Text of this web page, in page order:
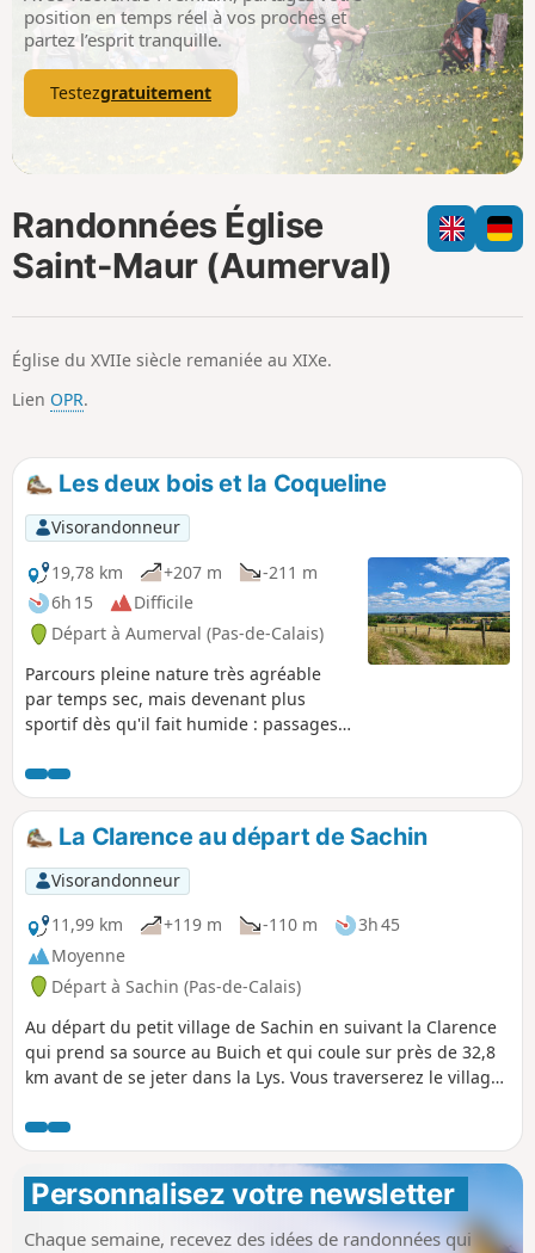
p
position en temps réel à vos proches et
partez l’esprit tranquille.
Testezgratuitement
Randonnées Église
Saint-Maur (Aumerval)
Église du XVIIe siècle remaniée au XIXe.
Lien OPR.
Les deux bois et la Coqueline
Visorandonneur
19,78 km
+207 m
-211 m
6h 15
Difficile
Départ à Aumerval (Pas-de-Calais)
Parcours pleine nature très agréable
par temps sec, mais devenant plus
sportif dès qu'il fait humide : passages
ornières profondes, passages boueux).
Attention : octobre 2024. Si le passage
au niveau des ornières est relativement
facile, la dernière partie du chemin pour
sortir du bois (avant le point 9) est, elle,
dans un état lamentable. Le chemin a
été défoncé par des engins et on ne
peut passer que sur les côtés qui sont
eux-mêmes très difficiles. Ça glisse
énormément et il faut parfois changer
de côté, ce qui demeure une gageure.
C'était un sentier balisé VTT, l'est-il
encore ?
La Clarence au départ de Sachin
Visorandonneur
11,99 km
+119 m -110 m
3h 45
Moyenne
Départ à Sachin (Pas-de-Calais)
Au départ du petit village de Sachin en suivant la Clarence
qui prend sa source au Buich et qui coule sur près de 32,8
km avant de se jeter dans la Lys. Vous traverserez le village
Sachin.
Personnalisez votre newsletter
Chaque semaine, recevez des idées de randonnées qui